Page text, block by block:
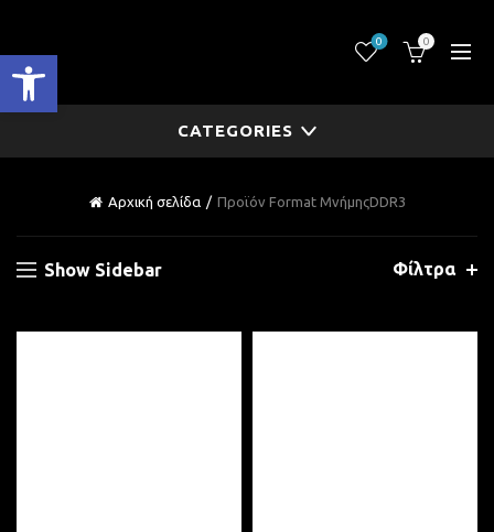
Ανοίξτε τη γραμμή εργαλείων
0 0
CATEGORIES
Αρχική σελίδα Προϊόν Format ΜνήμηςDDR3
Show Sidebar Φίλτρα